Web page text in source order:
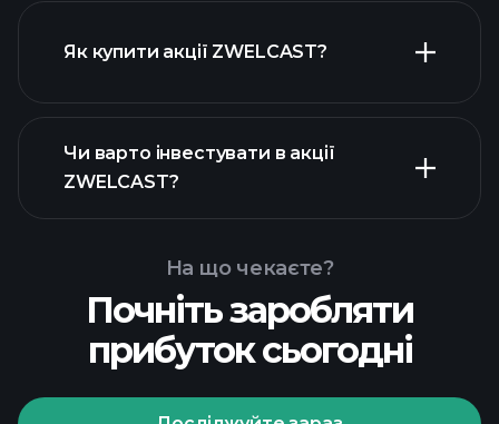
фінансових звітах ZWELCAST
Як купити акції ZWELCAST?
Playtrade Tournaments
рекомендованого
брокера
Чи варто інвестувати в акції
ZWELCAST?
На що чекаєте?
Почніть заробляти
прибуток сьогодні